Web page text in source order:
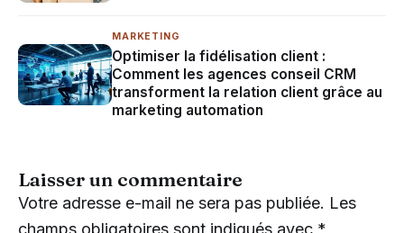
MARKETING
Optimiser la fidélisation client :
Comment les agences conseil CRM
transforment la relation client grâce au
marketing automation
Laisser un commentaire
Votre adresse e-mail ne sera pas publiée. Les
champs obligatoires sont indiqués avec *